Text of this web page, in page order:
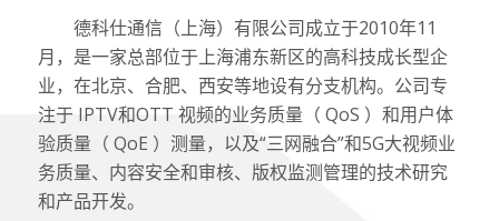
德科仕通信（上海）有限公司成立于2010年11
月，是一家总部位于上海浦东新区的高科技成长型企
业，在北京、合肥、西安等地设有分支机构。公司专
注于 IPTV和OTT 视频的业务质量（ QoS ）和用户体
验质量（ QoE ）测量，以及“三网融合”和5G大视频业
务质量、内容安全和审核、版权监测管理的技术研究
和产品开发。